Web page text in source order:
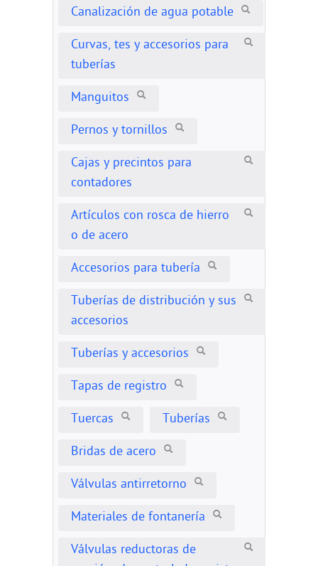
Canalización de agua potable
Curvas, tes y accesorios para
tuberías
Manguitos
Pernos y tornillos
Cajas y precintos para
contadores
Artículos con rosca de hierro
o de acero
Accesorios para tubería
Tuberías de distribución y sus
accesorios
Tuberías y accesorios
Tapas de registro
Tuercas Tuberías
Bridas de acero
Válvulas antirretorno
Materiales de fontanería
Válvulas reductoras de